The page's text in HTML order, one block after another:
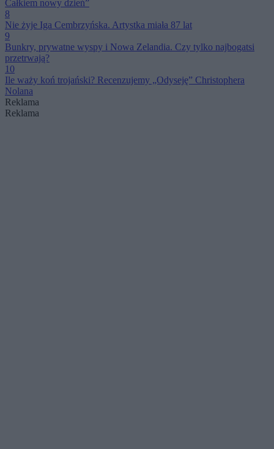
Całkiem nowy dzień”
8
Nie żyje Iga Cembrzyńska. Artystka miała 87 lat
9
Bunkry, prywatne wyspy i Nowa Zelandia. Czy tylko najbogatsi
przetrwają?
10
Ile waży koń trojański? Recenzujemy „Odyseję” Christophera
Nolana
Reklama
Reklama